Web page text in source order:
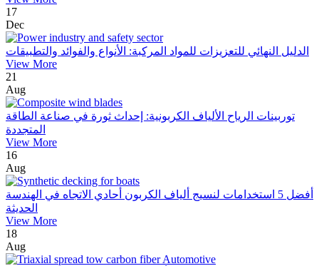
17
Dec
الدليل النهائي للتعزيزات للمواد المركبة: الأنواع والفوائد والتطبيقات
View More
21
Aug
توربينات الرياح الألياف الكربونية: إحداث ثورة في صناعة الطاقة
المتجددة
View More
16
Aug
أفضل 5 استخدامات لنسيج ألياف الكربون أحادي الاتجاه في الهندسة
الحديثة
View More
18
Aug